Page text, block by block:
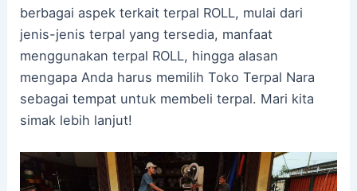
berbagai aspek terkait terpal ROLL, mulai dari
jenis-jenis terpal yang tersedia, manfaat
menggunakan terpal ROLL, hingga alasan
mengapa Anda harus memilih Toko Terpal Nara
sebagai tempat untuk membeli terpal. Mari kita
simak lebih lanjut!